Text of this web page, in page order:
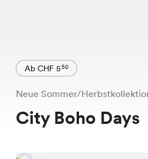
Ab CHF 550
Neue Sommer/
City Boho Days